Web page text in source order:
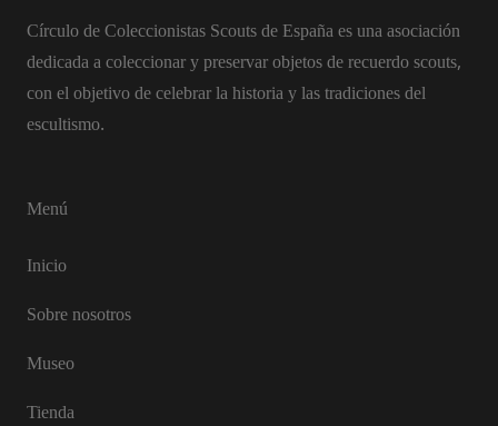
Círculo de Coleccionistas Scouts de España es una asociación
dedicada a coleccionar y preservar objetos de recuerdo scouts,
con el objetivo de celebrar la historia y las tradiciones del
escultismo.
Menú
Inicio
Sobre nosotros
Museo
Tienda